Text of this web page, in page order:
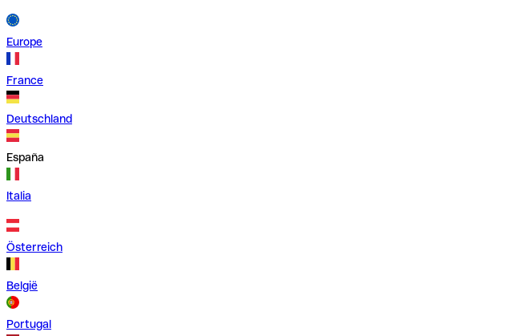
Europe
France
Deutschland
España
Italia
Österreich
België
Portugal